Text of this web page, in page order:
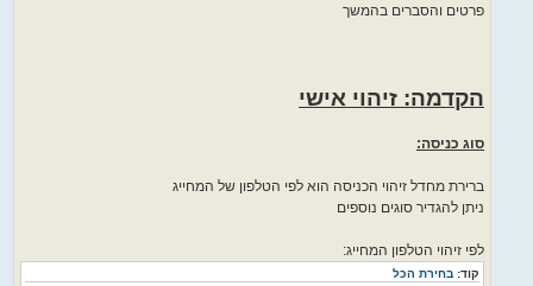
פרטים והסברים בהמשך
הקדמה: זיהוי אישי
סוג כניסה:
ברירת מחדל זיהוי הכניסה הוא לפי הטלפון של המחייג
ניתן להגדיר סוגים נוספים
לפי זיהוי הטלפון המחייג:
קוד: בחירת הכל